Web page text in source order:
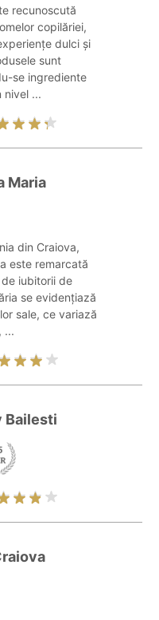
recunoscută
copilăriei,
dulci și
sunt
se ingrediente
nivel ...
Maria
din Craiova,
este remarcată
iubitorii de
se evidențiază
sale, ce variază
...
Bailesti